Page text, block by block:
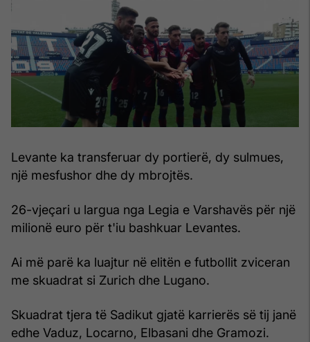
Levante ka transferuar dy portierë, dy sulmues,
një mesfushor dhe dy mbrojtës.
26-vjeçari u largua nga Legia e Varshavës për një
milionë euro për t'iu bashkuar Levantes.
Ai më parë ka luajtur në elitën e futbollit zviceran
me skuadrat si Zurich dhe Lugano.
Skuadrat tjera të Sadikut gjatë karrierës së tij janë
edhe Vaduz, Locarno, Elbasani dhe Gramozi.